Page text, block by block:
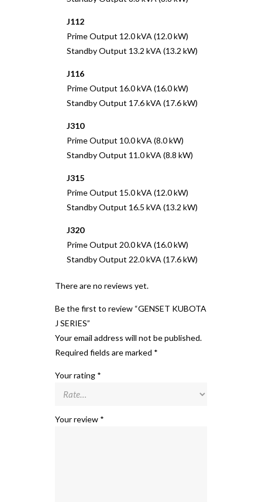
J112
Prime Output 12.0 kVA (12.0 kW)
Standby Output 13.2 kVA (13.2 kW)
J116
Prime Output 16.0 kVA (16.0 kW)
Standby Output 17.6 kVA (17.6 kW)
J310
Prime Output 10.0 kVA (8.0 kW)
Standby Output 11.0 kVA (8.8 kW)
J315
Prime Output 15.0 kVA (12.0 kW)
Standby Output 16.5 kVA (13.2 kW)
J320
Prime Output 20.0 kVA (16.0 kW)
Standby Output 22.0 kVA (17.6 kW)
There are no reviews yet.
Be the first to review “GENSET KUBOTA
J SERIES”
Your email address will not be published.
Required fields are marked *
Your rating *
Your review *